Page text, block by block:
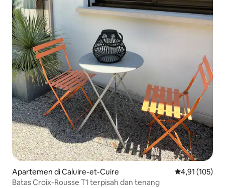
Apartemen di Caluire-et-Cuire Nilai rata-rata
4,91 (105)
Batas Croix-Rousse T1 terpisah dan tenang